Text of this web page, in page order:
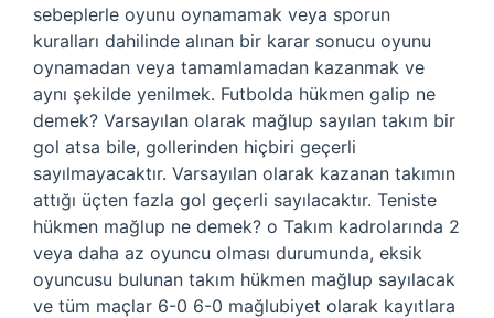
sebeplerle oyunu oynamamak veya sporun
kuralları dahilinde alınan bir karar sonucu oyunu
oynamadan veya tamamlamadan kazanmak ve
aynı şekilde yenilmek. Futbolda hükmen galip ne
demek? Varsayılan olarak mağlup sayılan takım bir
gol atsa bile, gollerinden hiçbiri geçerli
sayılmayacaktır. Varsayılan olarak kazanan takımın
attığı üçten fazla gol geçerli sayılacaktır. Teniste
hükmen mağlup ne demek? o Takım kadrolarında 2
veya daha az oyuncu olması durumunda, eksik
oyuncusu bulunan takım hükmen mağlup sayılacak
ve tüm maçlar 6-0 6-0 mağlubiyet olarak kayıtlara